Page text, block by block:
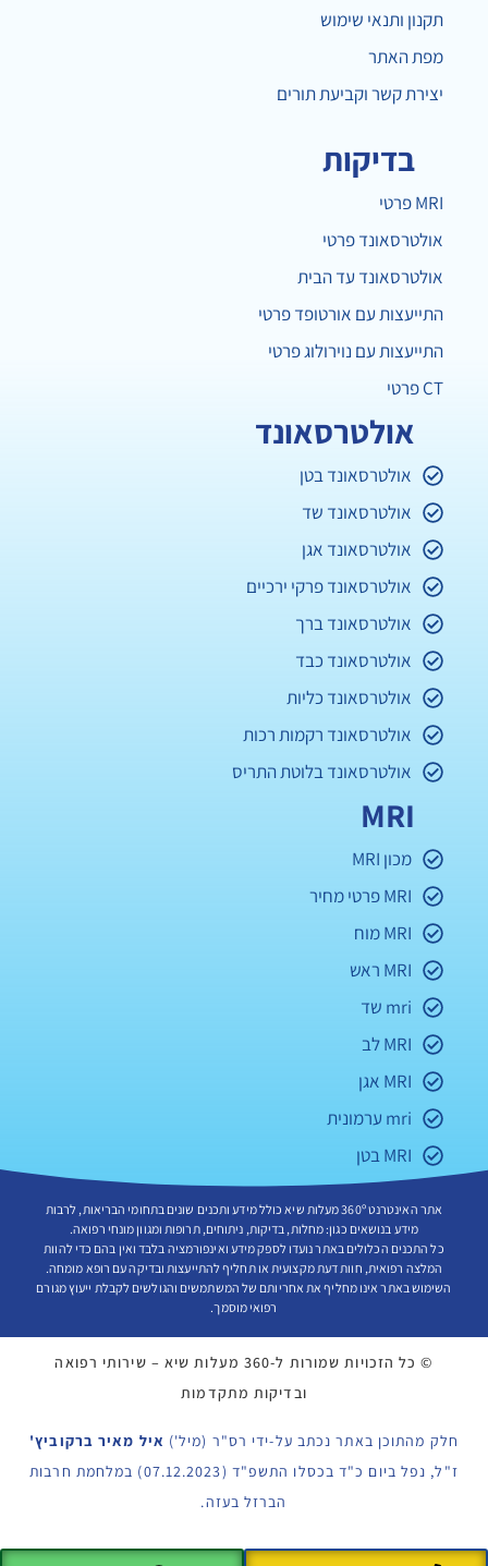
תקנון ותנאי שימוש
מפת האתר
יצירת קשר וקביעת תורים
בדיקות
MRI פרטי
אולטרסאונד פרטי
אולטרסאונד עד הבית
התייעצות עם אורטופד פרטי
התייעצות עם נוירולוג פרטי
CT פרטי
אולטרסאונד
אולטרסאונד בטן
אולטרסאונד שד
אולטרסאונד אגן
אולטרסאונד פרקי ירכיים
אולטרסאונד ברך
אולטרסאונד כבד
אולטרסאונד כליות
אולטרסאונד רקמות רכות
אולטרסאונד בלוטת התריס
MRI
מכון MRI
MRI פרטי מחיר
MRI מוח
MRI ראש
mri שד
MRI לב
MRI אגן
mri ערמונית
MRI בטן
אתר האינטרנט 360º מעלות שיא כולל מידע ותכנים שונים בתחומי הבריאות, לרבות
מידע בנושאים כגון: מחלות, בדיקות, ניתוחים, תרופות ומגוון מונחי רפואה.
כל התכנים הכלולים באתר נועדו לספק מידע ואינפורמציה בלבד ואין בהם כדי להוות
המלצה רפואית, חוות דעת מקצועית או תחליף להתייעצות ובדיקה עם רופא מומחה.
השימוש באתר אינו מחליף את אחריותם של המשתמשים והגולשים לקבלת ייעוץ מגורם
רפואי מוסמך.
©
כל הזכויות שמורות ל-360 מעלות שיא – שירותי רפואה
ובדיקות מתקדמות
חלק מהתוכן באתר נכתב על-ידי רס"ר (מיל') איל מאיר ברקוביץ'
ז"ל, נפל ביום כ"ד בכסלו התשפ"ד (07.12.2023) במלחמת חרבות
הברזל בעזה.